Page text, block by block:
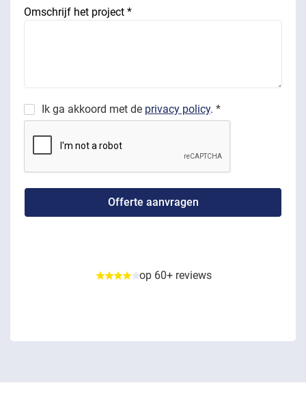
Omschrijf het project *
Ik ga akkoord met de privacy policy. *
op 60+ reviews